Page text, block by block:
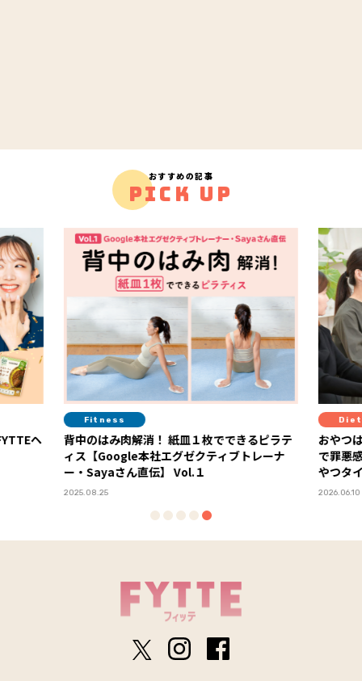
おすすめの記事
PICK UP
ヘ
Fitness
背中のはみ肉解消！ 紙皿１枚でできるピラテ
ィス【Google本社エグゼクティブトレーナ
ー・Sayaさん直伝】 Vol.１
2025.08.25
Diet
おやつ
で罪悪
やつタ
2026.06.10